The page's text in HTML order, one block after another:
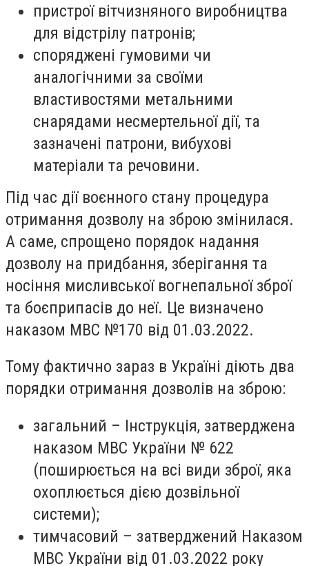
пристрої вітчизняного виробництва
для відстрілу патронів;
споряджені гумовими чи
аналогічними за своїми
властивостями метальними
снарядами несмертельної дії, та
зазначені патрони, вибухові
матеріали та речовини.
Під час дії воєнного стану процедура
отримання дозволу на зброю змінилася.
А саме, спрощено порядок надання
дозволу на придбання, зберігання та
носіння мисливської вогнепальної зброї
та боєприпасів до неї. Це визначено
наказом МВС №170 від 01.03.2022.
Тому фактично зараз в Україні діють два
порядки отримання дозволів на зброю:
загальний – Інструкція, затверджена
наказом МВС України № 622
(поширюється на всі види зброї, яка
охоплюється дією дозвільної
системи);
тимчасовий – затверджений Наказом
МВС України від 01.03.2022 року